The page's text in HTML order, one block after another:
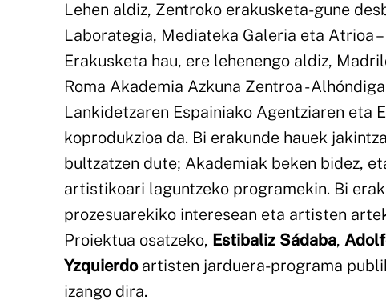
Lehen aldiz, Zentroko erakusketa-gune
Laborategia, Mediateka Galeria eta Atrioa
Erakusketa hau, ere lehenengo aldiz,
Roma Akademia Azkuna Zentroa -
Lankidetzaren Espainiako Agentziaren eta
koprodukzioa da. Bi erakunde hauek
bultzatzen dute; Akademiak beken bidez,
artistikoari laguntzeko programekin. Bi
prozesuarekiko interesean eta artisten
Proiektua osatzeko, Estibaliz Sádaba,
Yzquierdoartisten jarduera-programa
izango dira.